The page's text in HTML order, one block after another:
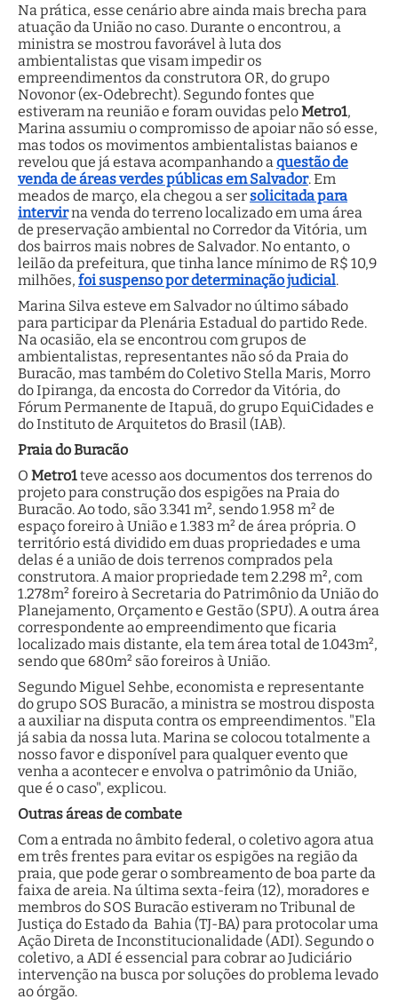
Na prática, esse cenário abre ainda mais brecha para
atuação da União no caso. Durante o encontrou, a
ministra se mostrou favorável à luta dos
ambientalistas que visam impedir os
empreendimentos da construtora OR, do grupo
Novonor (ex-Odebrecht). Segundo fontes que
estiveram na reunião e foram ouvidas peloMetro1,
Marina assumiu o compromisso de apoiar não só esse,
mas todos os movimentos ambientalistas baianos e
revelou que já estava acompanhando a questão de
venda de áreas verdes públicas em Salvador. Em
meados de março, ela chegou a ser solicitada para
intervirna venda do terreno localizado em uma área
de preservação ambiental no Corredor da Vitória, um
dos bairros mais nobres de Salvador. No entanto, o
leilão da prefeitura, que tinha lance mínimo de R$ 10,9
milhões, foi suspenso por determinação judicial.
Marina Silva esteve em Salvador no último sábado
para participar da Plenária Estadual do partido Rede.
Na ocasião, ela se encontrou com grupos de
ambientalistas, representantes não só da Praia do
Buracão, mas também do Coletivo Stella Maris, Morro
do Ipiranga, da encosta do Corredor da Vitória, do
Fórum Permanente de Itapuã, do grupo EquiCidades e
do Instituto de Arquitetos do Brasil (IAB).
Praia do Buracão
O Metro1teve acesso aos documentos dos terrenos do
projeto para construção dos espigões na Praia do
Buracão. Ao todo, são 3.341 m², sendo 1.958 m² de
espaço foreiro à União e 1.383 m² de área própria. O
território está dividido em duas propriedades e uma
delas é a união de dois terrenos comprados pela
construtora. A maior propriedade tem 2.298 m², com
1.278m² foreiro à Secretaria do Patrimônio da União do
Planejamento, Orçamento e Gestão (SPU). A outra área
correspondente ao empreendimento que ficaria
localizado mais distante, ela tem área total de 1.043m²,
sendo que 680m² são foreiros à União.
Segundo Miguel Sehbe, economista e representante
do grupo SOS Buracão, a ministra se mostrou disposta
a auxiliar na disputa contra os empreendimentos. "Ela
já sabia da nossa luta. Marina se colocou totalmente a
nosso favor e disponível para qualquer evento que
venha a acontecer e envolva o patrimônio da União,
que é o caso", explicou.
Outras áreas de combate
Com a entrada no âmbito federal, o coletivo agora atua
em três frentes para evitar os espigões na região da
praia, que pode gerar o sombreamento de boa parte da
faixa de areia. Na última sexta-feira (12), moradores e
membros do SOS Buracão estiveram no Tribunal de
Justiça do Estado da Bahia (TJ-BA) para protocolar uma
Ação Direta de Inconstitucionalidade (ADI). Segundo o
coletivo, a ADI é essencial para cobrar ao Judiciário
intervenção na busca por soluções do problema levado
ao órgão.